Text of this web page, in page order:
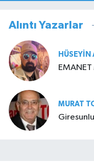
Alıntı Yazarlar
HÜSEYIN
EMANET
MURAT